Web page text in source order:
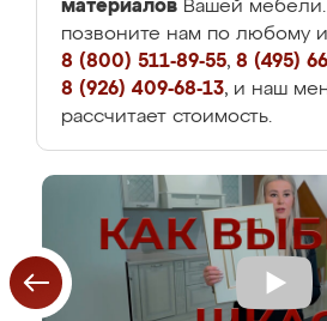
материалов Вашей
позвоните нам по любому
8 (800) 511-89-55, 8 (495)
8 (926) 409-68-13, и наш
рассчитает стоимость.